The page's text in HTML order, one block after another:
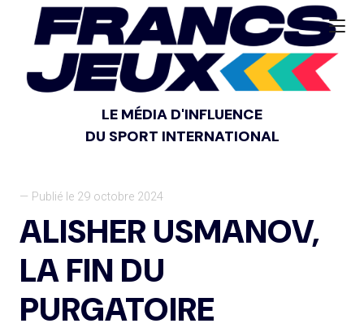
LE MÉDIA D'INFLUENCE
DU SPORT INTERNATIONAL
— Publié le 29 octobre 2024
ALISHER USMANOV,
LA FIN DU
PURGATOIRE